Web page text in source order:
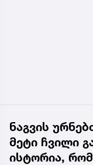
ნაგვის
მეტი ჩვილი
ისტორია,